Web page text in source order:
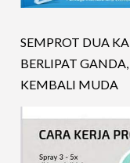
SEMPROT DUA
BERLIPAT
KEMBALI MUDA